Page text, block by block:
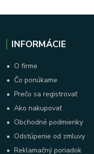
INFORMÁCIE
• O firme
• Čo ponúkame
•Prečo sa registrovať
•Ako nakupovať
• Obchodné podmienky
• Odstúpenie od zmluvy
•Reklamačný poriadok